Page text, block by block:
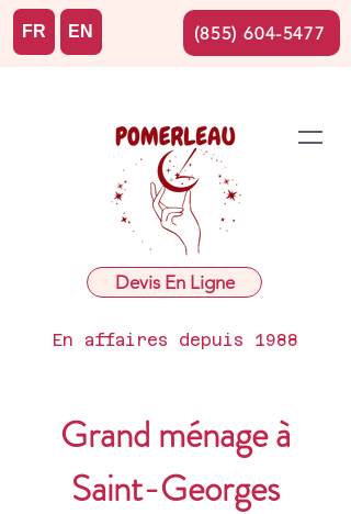
Devis En Ligne
En affaires depuis 1988
FR EN (855) 604-5477
Grand ménage à
Saint-Georges